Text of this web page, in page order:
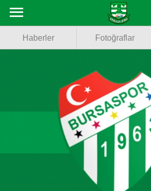
Fotoğraflar
Basketbol
Voleybol
Puan Durumu
MENU
Haberler Fotoğraflar